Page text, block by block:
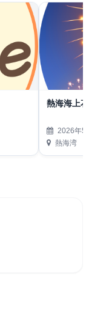
熱海海上
2026年5
熱海湾